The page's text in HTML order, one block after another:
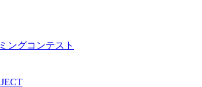
ングコンテスト